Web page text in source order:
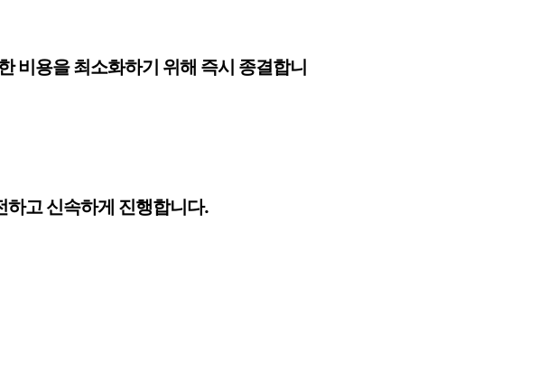
비용을 최소화하기 위해 즉시 종결합니
하고 신속하게 진행합니다.